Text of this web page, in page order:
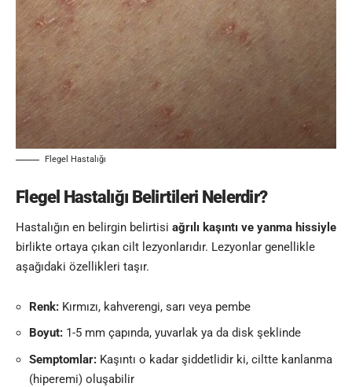
Flegel Hastalığı
Flegel Hastalığı Belirtileri Nelerdir?
Hastalığın en belirgin belirtisi ağrılı kaşıntı ve yanma hissiyle
birlikte ortaya çıkan cilt lezyonlarıdır. Lezyonlar genellikle
aşağıdaki özellikleri taşır.
Renk: Kırmızı, kahverengi, sarı veya pembe
Boyut: 1-5 mm çapında, yuvarlak ya da disk şeklinde
Semptomlar: Kaşıntı o kadar şiddetlidir ki, ciltte kanlanma
(hiperemi) oluşabilir